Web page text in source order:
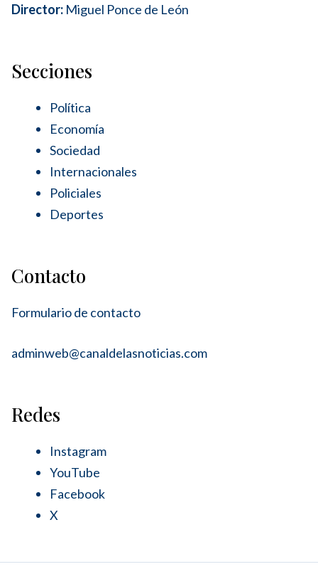
Director: Miguel Ponce de León
Secciones
Política
Economía
Sociedad
Internacionales
Policiales
Deportes
Contacto
Formulario de contacto
adminweb@canaldelasnoticias.com
Redes
Instagram
YouTube
Facebook
X